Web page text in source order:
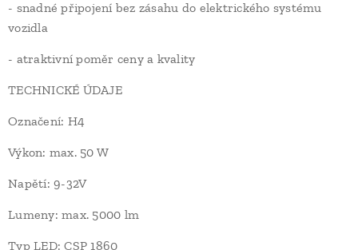
- snadné připojení bez zásahu do elektrického systému
vozidla
- atraktivní poměr ceny a kvality
TECHNICKÉ ÚDAJE
Označení: H4
Výkon: max. 50 W
Napětí: 9-32V
Lumeny: max. 5000 lm
Typ LED: CSP 1860